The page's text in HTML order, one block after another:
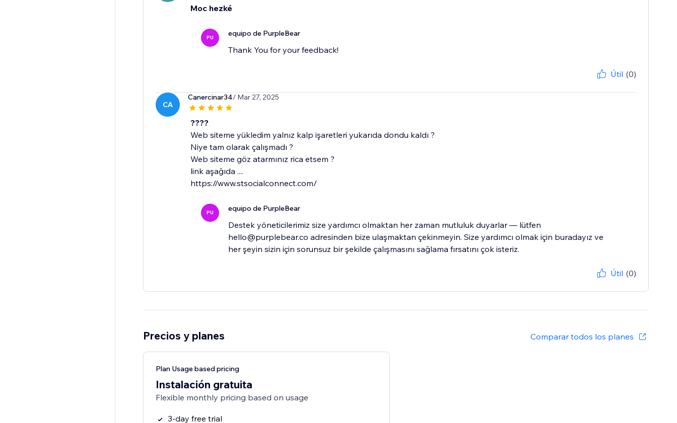
Moc hezké
PU equipo de PurpleBear
Thank You for your feedback!
Útil (0)
CA
Canercinar34/ Mar 27, 2025
????
Web siteme yükledim yalnız kalp işaretleri yukarıda dondu kaldı ?
Niye tam olarak çalışmadı ?
Web siteme göz atarmınız rica etsem ?
link aşağıda ....
https://www.stsocialconnect.com/
PU equipo de PurpleBear
Destek yöneticilerimiz size yardımcı olmaktan her zaman mutluluk duyarlar — lütfen
hello@purplebear.co adresinden bize ulaşmaktan çekinmeyin. Size yardımcı olmak için buradayız ve
her şeyin sizin için sorunsuz bir şekilde çalışmasını sağlama fırsatını çok isteriz.
Útil (0)
Precios y planes Comparar todos los planes
Plan Usage based pricing
Instalación gratuita
Flexible monthly pricing based on usage
3-day free trial